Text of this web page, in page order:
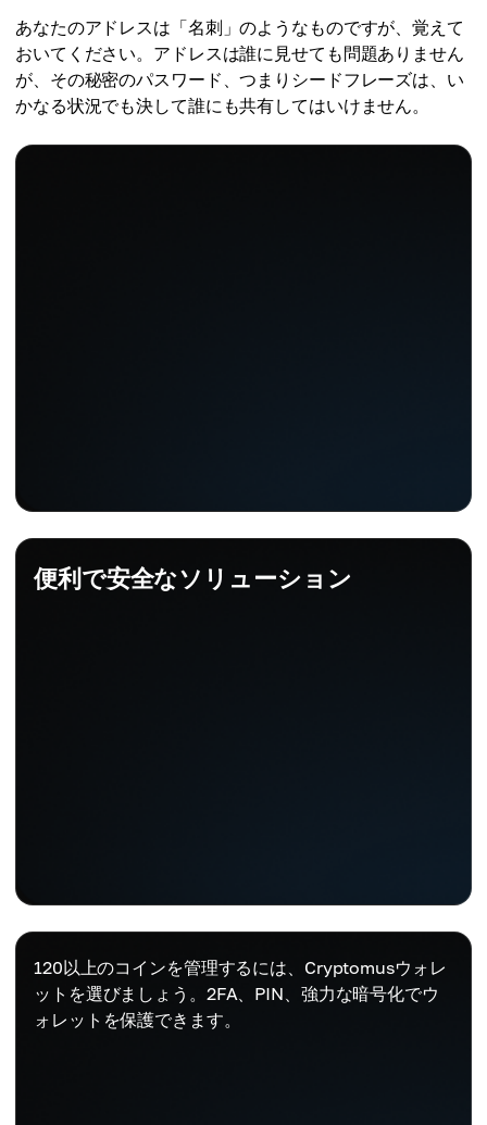
あなたのアドレスは「名刺」のようなものですが、覚えて
おいてください。アドレスは誰に見せても問題ありません
が、その秘密のパスワード、つまりシードフレーズは、い
かなる状況でも決して誰にも共有してはいけません。
便利で安全なソリューション
120以上のコインを管理するには、Cryptomusウォレ
ットを選びましょう。2FA、PIN、強力な暗号化でウ
ォレットを保護できます。